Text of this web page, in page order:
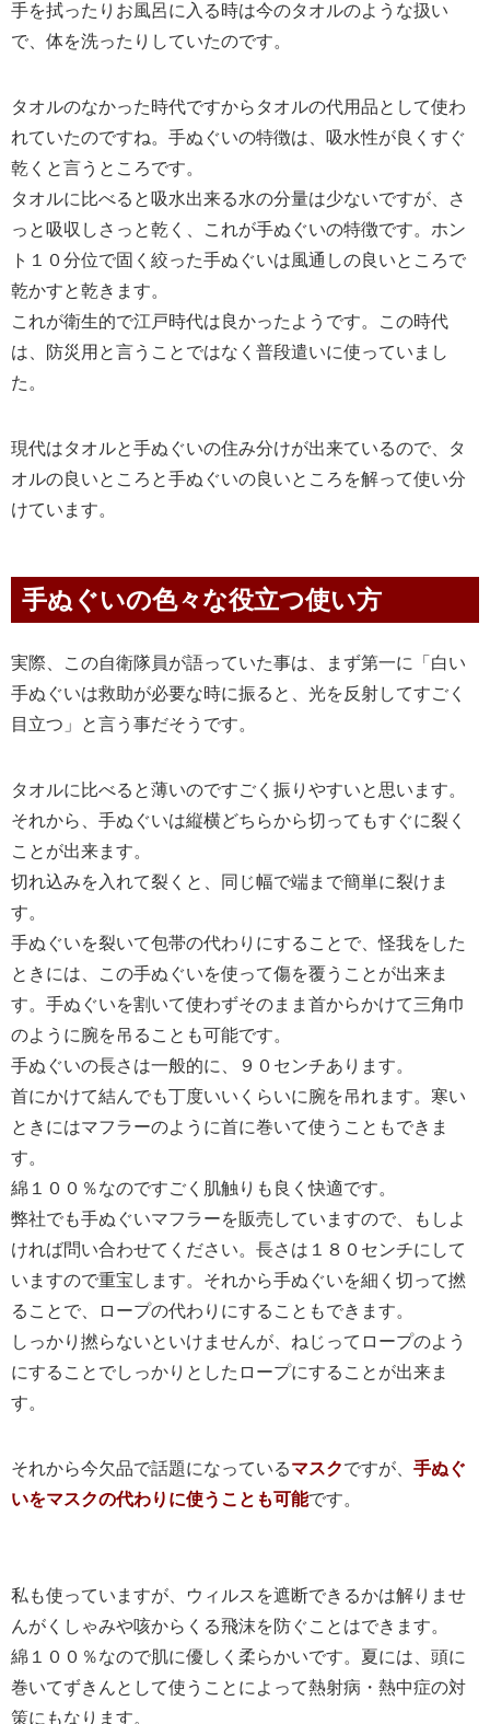
手を拭ったりお風呂に入る時は今のタオルのような扱い
で、体を洗ったりしていたのです。
タオルのなかった時代ですからタオルの代用品として使わ
れていたのですね。手ぬぐいの特徴は、吸水性が良くすぐ
乾くと言うところです。
タオルに比べると吸水出来る水の分量は少ないですが、さ
っと吸収しさっと乾く、これが手ぬぐいの特徴です。ホン
ト１０分位で固く絞った手ぬぐいは風通しの良いところで
乾かすと乾きます。
これが衛生的で江戸時代は良かったようです。この時代
は、防災用と言うことではなく普段遣いに使っていまし
た。
現代はタオルと手ぬぐいの住み分けが出来ているので、タ
オルの良いところと手ぬぐいの良いところを解って使い分
けています。
手ぬぐいの色々な役立つ使い方
実際、この自衛隊員が語っていた事は、まず第一に「白い
手ぬぐいは救助が必要な時に振ると、光を反射してすごく
目立つ」と言う事だそうです。
タオルに比べると薄いのですごく振りやすいと思います。
それから、手ぬぐいは縦横どちらから切ってもすぐに裂く
ことが出来ます。
切れ込みを入れて裂くと、同じ幅で端まで簡単に裂けま
す。
手ぬぐいを裂いて包帯の代わりにすることで、怪我をした
ときには、この手ぬぐいを使って傷を覆うことが出来ま
す。手ぬぐいを割いて使わずそのまま首からかけて三角巾
のように腕を吊ることも可能です。
手ぬぐいの長さは一般的に、９０センチあります。
首にかけて結んでも丁度いいくらいに腕を吊れます。寒い
ときにはマフラーのように首に巻いて使うこともできま
す。
綿１００％なのですごく肌触りも良く快適です。
弊社でも手ぬぐいマフラーを販売していますので、もしよ
ければ問い合わせてください。長さは１８０センチにして
いますので重宝します。それから手ぬぐいを細く切って撚
ることで、ロープの代わりにすることもできます。
しっかり撚らないといけませんが、ねじってロープのよう
にすることでしっかりとしたロープにすることが出来ま
す。
それから今欠品で話題になっているマスクですが、 手ぬぐ
いをマスクの代わりに使うことも可能です。
私も使っていますが、ウィルスを遮断できるかは解りませ
んがくしゃみや咳からくる飛沫を防ぐことはできます。
綿１００％なので肌に優しく柔らかいです。夏には、頭に
巻いてずきんとして使うことによって熱射病・熱中症の対
策にもなります。